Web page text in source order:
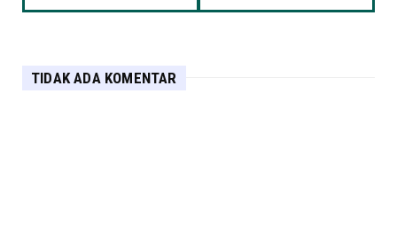
TIDAK ADA KOMENTAR